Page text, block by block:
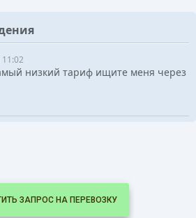
низкий тариф ищите меня через
ЗАПРОС НА ПЕРЕВОЗКУ